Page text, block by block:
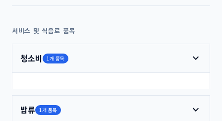
서비스 및 식음료 품목
청소비 1개 품목 expand_more
밥류 1개 품목 expand_more